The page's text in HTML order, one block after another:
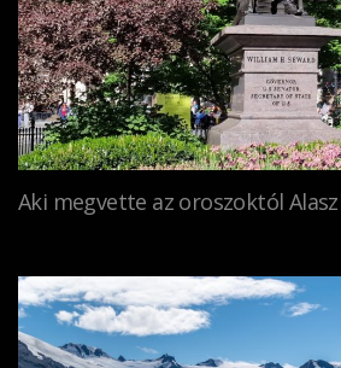
Aki megvette az oroszoktól